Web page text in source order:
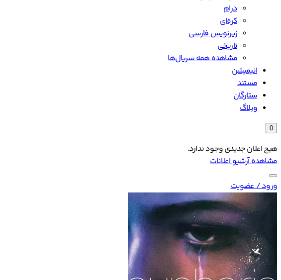
درام
کره‌ای
زیرنویس فارسی
تاریخی
مشاهده همه سریال‌ها
انیمیشن
مستند
ستارگان
وبلاگ
0
هیچ اعلان جدیدی وجود ندارد.
مشاهده آرشیو اعلانات
ورود / عضویت